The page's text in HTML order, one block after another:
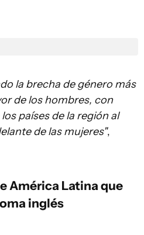
la brecha de género más
de los hombres, con
países de la región al
de las mujeres",
América Latina que
inglés